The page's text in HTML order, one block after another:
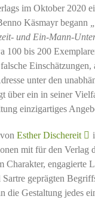
im Oktober 2020
Käsmayr begann
und Ein-Mann-
100 bis 200
Einschätzungen,
unter den
über ein in seiner
einzigartiges
Esther Dischereit
mit für den Verlag
Charakter, engagierte
Sartre geprägten
die Gestaltung jedes